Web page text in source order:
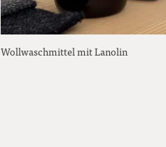
Wollwaschmittel mit Lanolin